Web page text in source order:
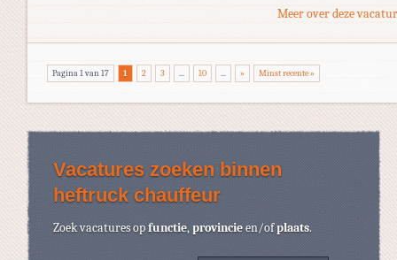
Meer over deze
Pagina 1 van 17 1 2 3 ... 10 ... » Minst recente »
Vacatures zoeken binnen
heftruck chauffeur
Zoek vacatures opfunctie,provincieen/ofplaats.